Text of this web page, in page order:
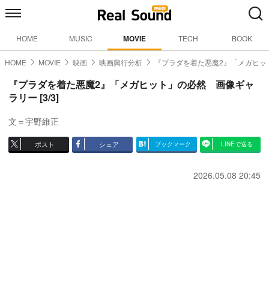
HOME MUSIC MOVIE TECH BOOK
HOME MOVIE 映画 映画興行分析 『プラダを着た悪魔2』「メガヒ
『プラダを着た悪魔2』「メガヒット」の必然 画像ギャ
ラリー [3/3]
文＝宇野維正
ポスト シェア ブックマーク LINEで送る
2026.05.08 20:45